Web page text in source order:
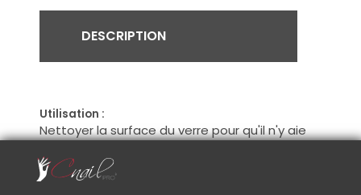
DESCRIPTION
Utilisation :
Nettoyer la surface du verre pour qu'il n'y aie
plus de résidus.
Une fois la surface séche et propre, sprayez
avec le produit la partie en verre.